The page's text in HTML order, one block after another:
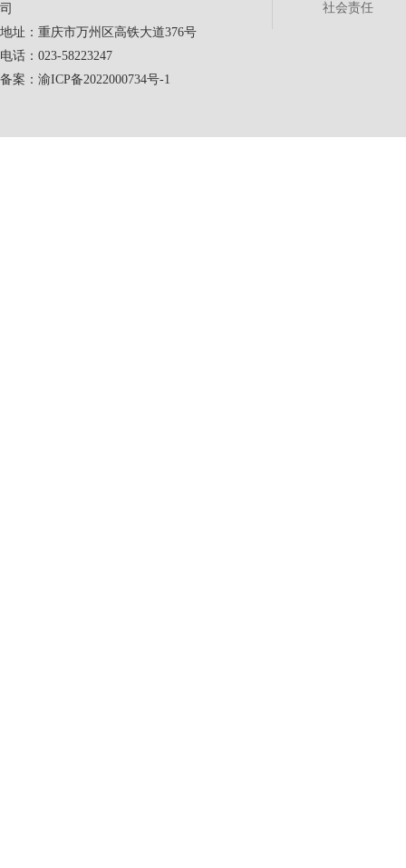
司
地址：重庆市万州区高铁大道376号
电话：023-58223247
备案： 渝ICP备2022000734号-1
社会责任